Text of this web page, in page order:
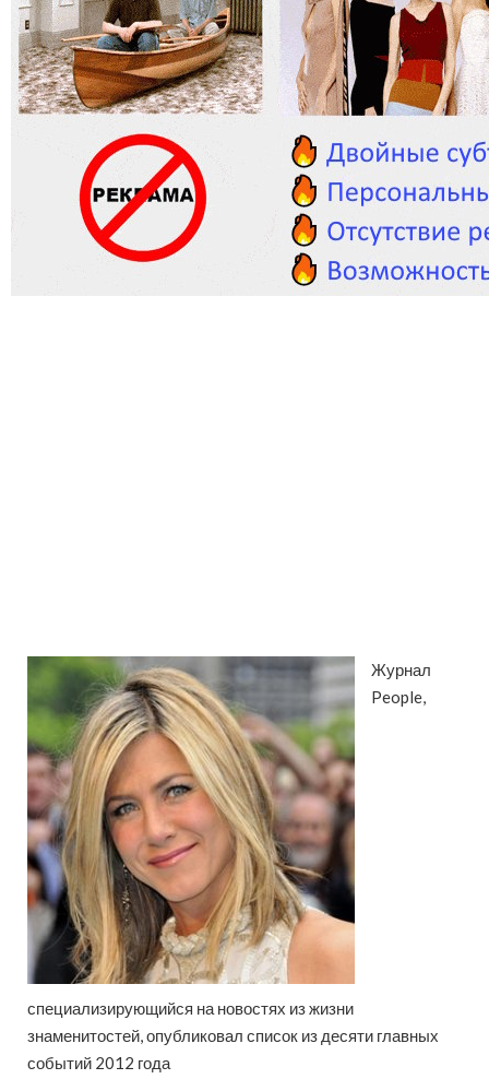
Журнал
People,
специализирующийся на новостях из жизни
знаменитостей, опубликовал список из десяти главных
событий 2012 года